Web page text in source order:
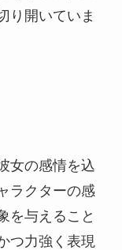
り開いていま
女の感情を込
ラクターの感
を与えること
つ力強く表現